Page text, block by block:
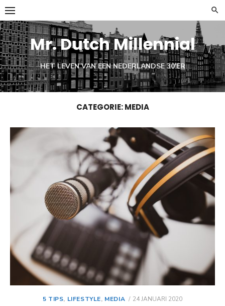
Ga
naar
de
inhoud
Mr. Dutch Millennial
HET LEVEN VAN EEN NEDERLANDSE 30'ER
CATEGORIE:MEDIA
5 TIPS, LIFESTYLE, MEDIA
GEPLAATST
24 JANUARI 2020